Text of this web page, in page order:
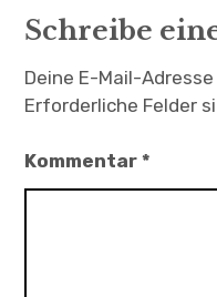
Schreibe
Deine E-Mail-
Erforderliche Felder
Kommentar*